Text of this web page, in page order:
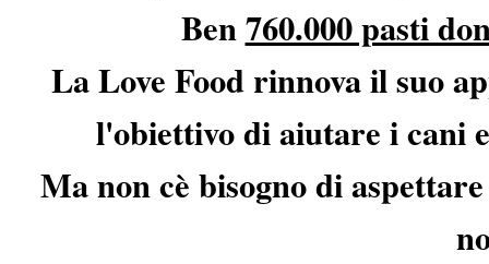
Ben760.000 pasti
La Love Food rinnova il suo
l'obiettivo di aiutare i cani
Ma non cè bisogno di